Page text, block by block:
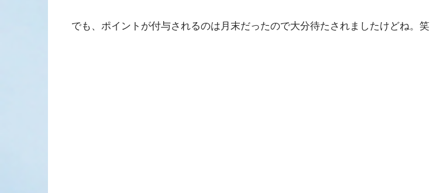
でも、ポイントが付与されるのは月末だったので大分待たされましたけどね。笑